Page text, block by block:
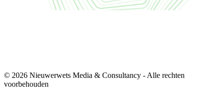
© 2026 Nieuwerwets Media & Consultancy - Alle rechten
voorbehouden